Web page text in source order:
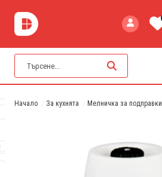
Начало За кухнята Мелничка за подправки